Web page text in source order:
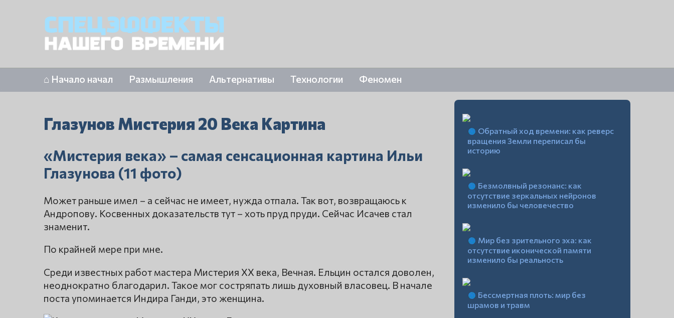
⌂ Начало начал Размышления Альтернативы Технологии Феномен
Глазунов Мистерия 20 Века Картина
«Мистерия века» – самая сенсационная картина Ильи
Глазунова (11 фото)
Может раньше имел – а сейчас не имеет, нужда отпала. Так вот, возвращаюсь к
Андропову. Косвенных доказательств тут – хоть пруд пруди. Сейчас Исачев стал
знаменит.
По крайней мере при мне.
Среди известных работ мастера Мистерия ХХ века, Вечная. Ельцин остался доволен,
неоднократно благодарил. Такое мог состряпать лишь духовный власовец. В начале
поста упоминается Индира Ганди, это женщина.
Обратный ход времени: как реверс
вращения Земли переписал бы
историю
Безмолвный резонанс: как
отсутствие зеркальных нейронов
изменило бы человечество
Мир без зрительного эха: как
отсутствие иконической памяти
изменило бы реальность
Бессмертная плоть: мир без
шрамов и травм